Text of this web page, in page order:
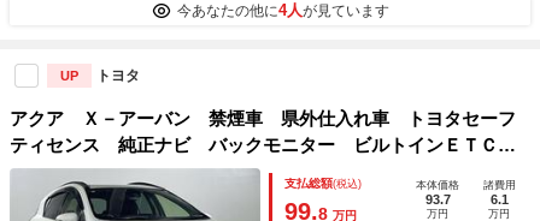
今あなたの他に4人が見ています
UP トヨタ
アクア Ｘ－アーバン 禁煙車 県外仕入れ車 トヨタセーフ
ティセンス 純正ナビ バックモニター ビルトインＥＴＣ
横滑り防止装置 トラクションコントロール シートヒータ
ー プッシュスタート ＬＥＤヘッドライト
支払総額(税込)
99.8 万円
本体価格
93.7
万円
諸費用
6.1
万円